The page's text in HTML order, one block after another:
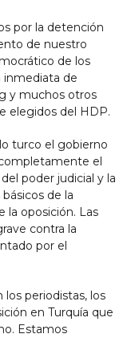
por la detención
de nuestro
de los
inmediata de
y muchos otros
elegidos del HDP.
turco el gobierno
el
poder judicial y la
de la
la oposición. Las
contra la
por el
periodistas, los
en Turquía que
Estamos